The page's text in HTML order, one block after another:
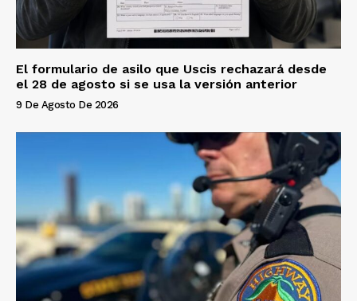
El formulario de asilo que Uscis rechazará desde
el 28 de agosto si se usa la versión anterior
9 De Agosto De 2026